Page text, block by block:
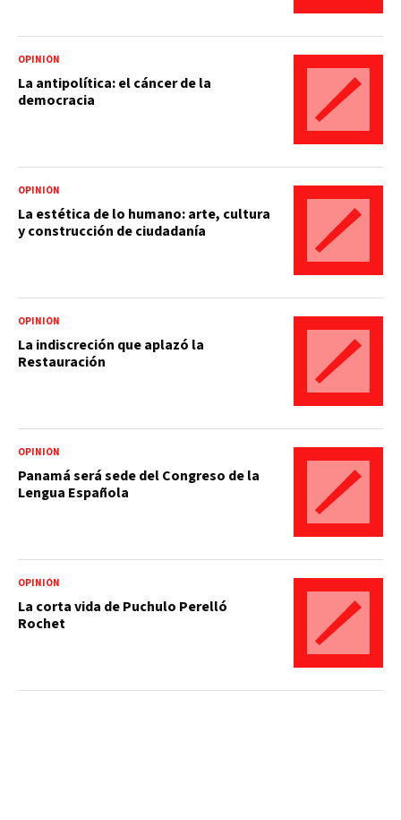
OPINIÓN
La antipolítica: el cáncer de la
democracia
OPINIÓN
La estética de lo humano: arte, cultura
y construcción de ciudadanía
OPINIÓN
La indiscreción que aplazó la
Restauración
OPINIÓN
Panamá será sede del Congreso de la
Lengua Española
OPINIÓN
La corta vida de Puchulo Perelló
Rochet